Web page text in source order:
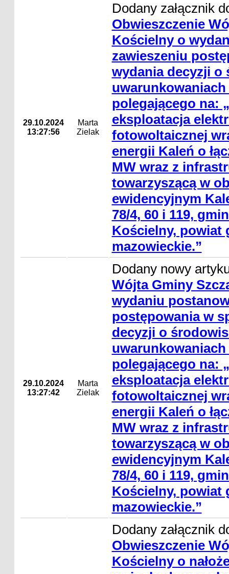
29.10.2024
13:27:56
Marta
Zielak
Dodany załącznik
Obwieszczenie
Kościelny o
zawieszeniu
wydania decyzji o
polegającego na:
eksploatacja
fotowoltaicznej
energii Kaleń o
MW wraz z
towarzyszącą w
ewidencyjnym
78/4, 60 i 119,
Kościelny, powiat
mazowieckie.”
29.10.2024
13:27:42
Marta
Zielak
Dodany nowy
Wójta Gminy
wydaniu
postępowania w
decyzji o
polegającego na:
eksploatacja
fotowoltaicznej
energii Kaleń o
MW wraz z
towarzyszącą w
ewidencyjnym
78/4, 60 i 119,
Kościelny, powiat
mazowieckie.”
Dodany załącznik
Obwieszczenie
Kościelny o